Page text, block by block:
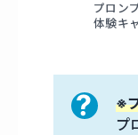
プロン
体験キ
※
プ